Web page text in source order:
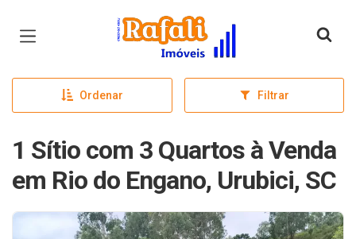
Página inicial
Ordenar Filtrar
1 Sítio com 3 Quartos à Venda
em Rio do Engano, Urubici, SC